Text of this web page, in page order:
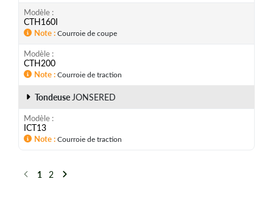
Modèle
CTH160I
Note Courroie de coupe
Modèle
CTH200
Note Courroie de traction
Tondeuse JONSERED
Modèle
ICT13
Note Courroie de traction
Précédent
1 2 Suivant